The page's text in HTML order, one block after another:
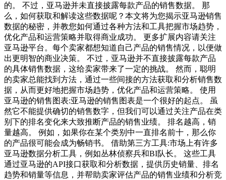
的。 不过，亚马逊并未直接披露每款产品的销售数据。 那
么，如何获取和解读这些数据呢？本文将为您揭示亚马逊销售
数据的秘密，并教您如何通过各种方法和工具把握市场趋势，
优化产品和运营策略并取得商业成功。 更多扩展内容请关注
亚马逊平台。每个卖家都想知道自己产品的销售情况，以便做
出更明智的商业决策。 不过，亚马逊并不直接披露每款产品
的具体销售数据，这给卖家带来了一定的挑战。 然而，聪明
的卖家总能找到方法，通过一些间接的方法获取和分析销售数
据，从而更好地把握市场趋势，优化产品和运营策略。 使用
亚马逊的销售图表:亚马逊的销售图表是一个很好的起点。 虽
然它不能提供确切的销售数字，但我们可以通过关注产品在类
别下的排名变化来大致推断产品的销售业绩。 排名越高，销
量越高。 例如，如果你在某个类别中一直排名前十，那么你
的产品很可能会成为畅销书。 借助第三方工具:市场上有许多
亚马逊数据分析工具，例如丛林侦察兵和BI队长。 这些工具
通过亚马逊的API接口获取和分析数据，提供历史销量、排名
趋势和销量等信息，并帮助卖家评估产品的销售业绩和分析竞